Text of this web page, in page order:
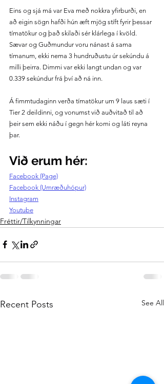
Eins og sjá má var Eva með nokkra yfirburði, en
að eigin sögn hafði hún æft mjög stíft fyrir þessar
tímatökur og það skilaði sér klárlega í kvöld.
Sævar og Guðmundur voru nánast á sama
tímanum, ekki nema 3 hundruðustu úr sekúndu á
milli þeirra. Dimmi var ekki langt undan og var
0.339 sekúndur frá því að ná inn.
Á fimmtudaginn verða tímatökur um 9 laus sæti í
Tier 2 deildinni, og vonumst við auðvitað til að
þeir sem ekki náðu í gegn hér komi og láti reyna
þar.
Við erum hér:
Facebook (Page)
Facebook (Umræðuhópur)
Instagram
Youtube
Fréttir/Tilkynningar
Recent Posts See All